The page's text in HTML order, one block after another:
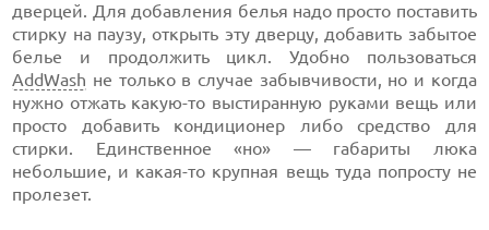
дверцей. Для добавления белья надо просто поставить
стирку на паузу, открыть эту дверцу, добавить забытое
белье и продолжить цикл. Удобно пользоваться
AddWash не только в случае забывчивости, но и когда
нужно отжать какую-то выстиранную руками вещь или
просто добавить кондиционер либо средство для
стирки. Единственное «но» — габариты люка
небольшие, и какая-то крупная вещь туда попросту не
пролезет.